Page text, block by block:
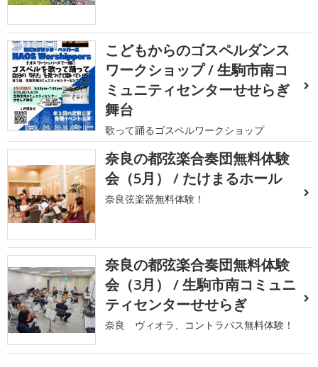
こどもからのゴスペルダンス
ワークショップ / 生駒市南コ
ミュニティセンターせせらぎ
舞台
歌って踊るゴスペルワークショップ
奈良の都弦楽合奏団無料体験
会（5月） / たけまるホール
奈良弦楽器無料体験！
奈良の都弦楽合奏団無料体験
会（3月） / 生駒市南コミュニ
ティセンターせせらぎ
奈良 ヴィオラ、コントラバス無料体験！